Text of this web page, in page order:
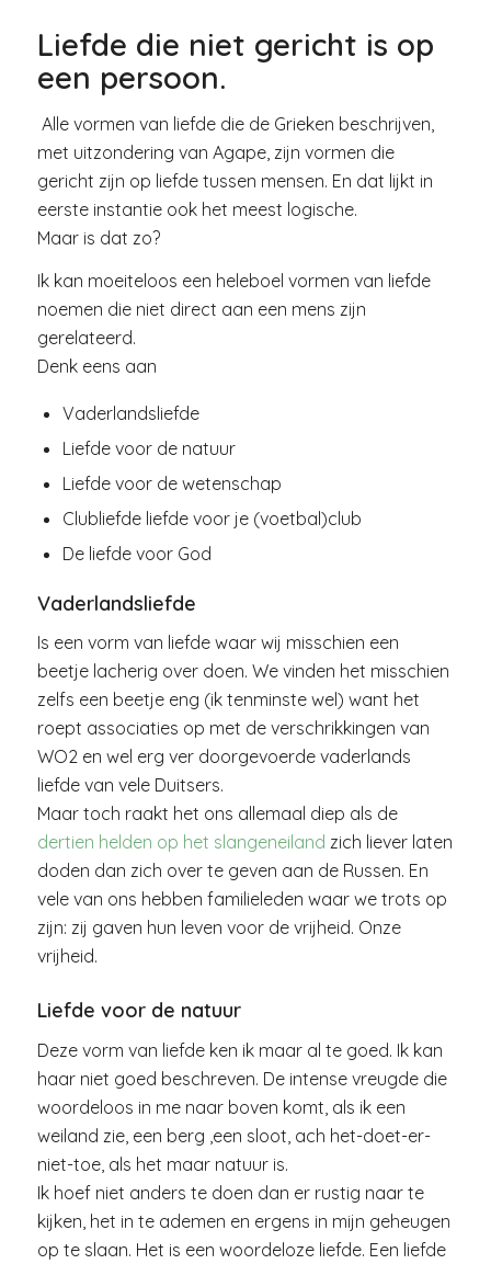
Liefde die niet gericht is op
een persoon.
Alle vormen van liefde die de Grieken beschrijven,
met uitzondering van Agape, zijn vormen die
gericht zijn op liefde tussen mensen. En dat lijkt in
eerste instantie ook het meest logische.
Maar is dat zo?
Ik kan moeiteloos een heleboel vormen van liefde
noemen die niet direct aan een mens zijn
gerelateerd.
Denk eens aan
Vaderlandsliefde
Liefde voor de natuur
Liefde voor de wetenschap
Clubliefde liefde voor je (voetbal)club
De liefde voor God
Vaderlandsliefde
Is een vorm van liefde waar wij misschien een
beetje lacherig over doen. We vinden het misschien
zelfs een beetje eng (ik tenminste wel) want het
roept associaties op met de verschrikkingen van
WO2 en wel erg ver doorgevoerde vaderlands
liefde van vele Duitsers.
Maar toch raakt het ons allemaal diep als de
dertien helden op het slangeneiland zich liever laten
doden dan zich over te geven aan de Russen. En
vele van ons hebben familieleden waar we trots op
zijn: zij gaven hun leven voor de vrijheid. Onze
vrijheid.
Liefde voor de natuur
Deze vorm van liefde ken ik maar al te goed. Ik kan
haar niet goed beschreven. De intense vreugde die
woordeloos in me naar boven komt, als ik een
weiland zie, een berg ,een sloot, ach het-doet-er-
niet-toe, als het maar natuur is.
Ik hoef niet anders te doen dan er rustig naar te
kijken, het in te ademen en ergens in mijn geheugen
op te slaan. Het is een woordeloze liefde. Een liefde